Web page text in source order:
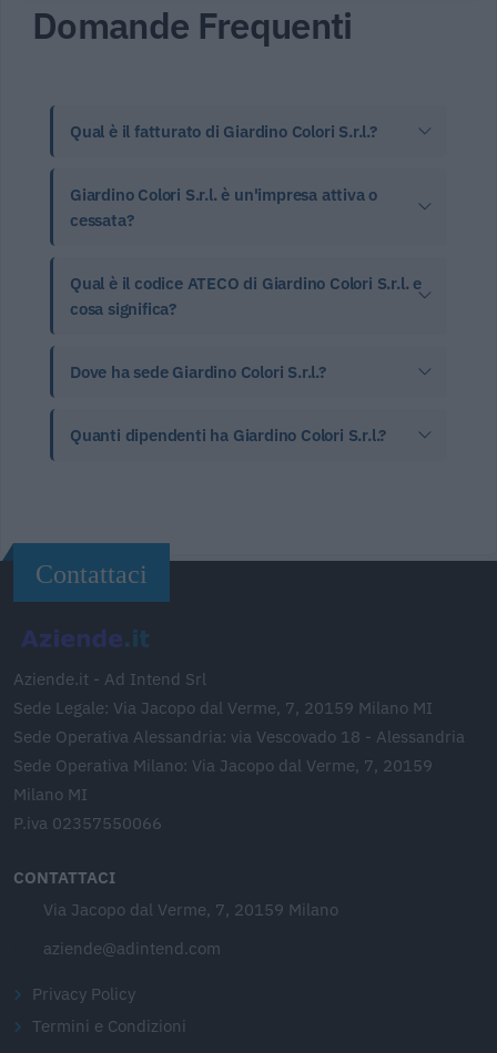
Domande Frequenti
Qual è il fatturato di Giardino Colori S.r.l.?
Giardino Colori S.r.l. è un'impresa attiva o
cessata?
Qual è il codice ATECO di Giardino Colori S.r.l. e
cosa significa?
Dove ha sede Giardino Colori S.r.l.?
Quanti dipendenti ha Giardino Colori S.r.l.?
Contattaci
Aziende.it - Ad Intend Srl
Sede Legale: Via Jacopo dal Verme, 7, 20159 Milano MI
Sede Operativa Alessandria: via Vescovado 18 - Alessandria
Sede Operativa Milano: Via Jacopo dal Verme, 7, 20159
Milano MI
P.iva 02357550066
CONTATTACI
Via Jacopo dal Verme, 7, 20159 Milano
aziende@adintend.com
Privacy Policy
Termini e Condizioni